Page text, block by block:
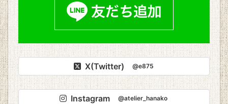
X(Twitter) @e875
Instagram @atelier_hanako